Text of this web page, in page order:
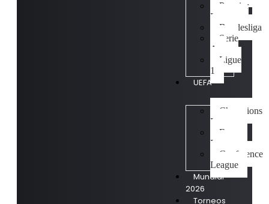
Premier
League
Bundesliga
Serie
A
Ligue
1
UEFA
Champions
League
Europa
League
Conference
League
Mundial
2026
Torneos